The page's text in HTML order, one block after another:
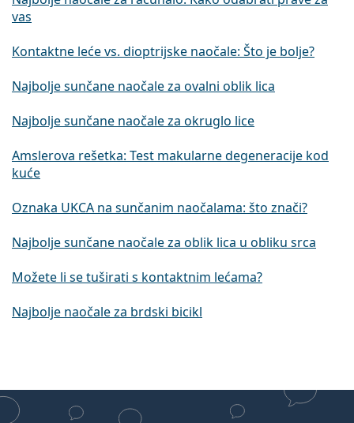
vas
Kontaktne leće vs. dioptrijske naočale: Što je bolje?
Najbolje sunčane naočale za ovalni oblik lica
Najbolje sunčane naočale za okruglo lice
Amslerova rešetka: Test makularne degeneracije kod
kuće
Oznaka UKCA na sunčanim naočalama: što znači?
Najbolje sunčane naočale za oblik lica u obliku srca
Možete li se tuširati s kontaktnim lećama?
Najbolje naočale za brdski bicikl